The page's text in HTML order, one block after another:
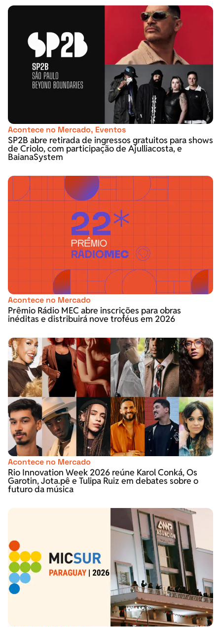
Acontece no Mercado, Eventos
SP2B abre retirada de ingressos gratuitos para shows
de Criolo, com participação de Ajulliacosta, e
BaianaSystem
Acontece no Mercado
Prêmio Rádio MEC abre inscrições para obras
inéditas e distribuirá nove troféus em 2026
Acontece no Mercado
Rio Innovation Week 2026 reúne Karol Conká, Os
Garotin, Jota.pê e Tulipa Ruiz em debates sobre o
futuro da música